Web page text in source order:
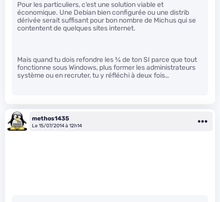
Pour les particuliers, c’est une solution viable et
économique. Une Debian bien configurée ou une distrib
dérivée serait suffisant pour bon nombre de Michus qui se
contentent de quelques sites internet.
Mais quand tu dois refondre les3⁄4de ton SI parce que tout
fonctionne sous Windows, plus former les administrateurs
système ou en recruter, tu y réfléchi à deux fois…
methos1435
Le 15/07/2014 à 12h14